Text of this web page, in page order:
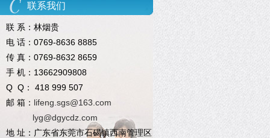
联系我们
联 系：林烟贵
电 话：0769-8636 8885
传 真：0769-8632 8659
手 机：13662909808
Q Q： 418 999 507
邮 箱： lifeng.sgs@163.com
lyg@dgycdz.com
地 址：广东省东莞市石碣镇西南管理区